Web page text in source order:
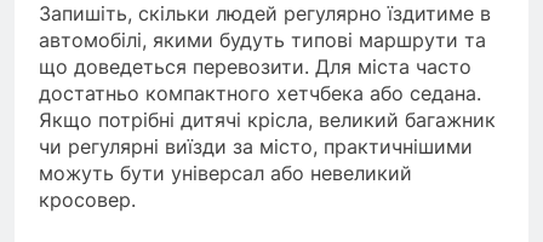
Запишіть, скільки людей регулярно їздитиме в
автомобілі, якими будуть типові маршрути та
що доведеться перевозити. Для міста часто
достатньо компактного хетчбека або седана.
Якщо потрібні дитячі крісла, великий багажник
чи регулярні виїзди за місто, практичнішими
можуть бути універсал або невеликий
кросовер.